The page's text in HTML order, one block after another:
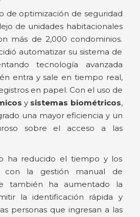
de optimización de seguridad
de unidades habitacionales
más de 2,000 condominios.
automatizar su sistema de
tecnología avanzada
entra y sale en tiempo real,
en papel. Con el uso de
y sistemas biométricos,
una mayor eficiencia y un
sobre el acceso a las
ha reducido el tiempo y los
con la gestión manual de
también ha aumentado la
la identificación rápida y
personas que ingresan a las